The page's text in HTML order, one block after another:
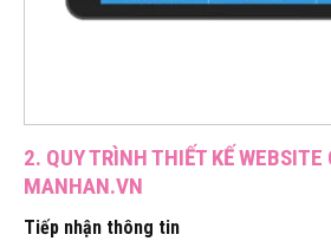
2. QUY TRÌNH THIẾT KẾ
MANHAN.VN
Tiếp nhận thông tin